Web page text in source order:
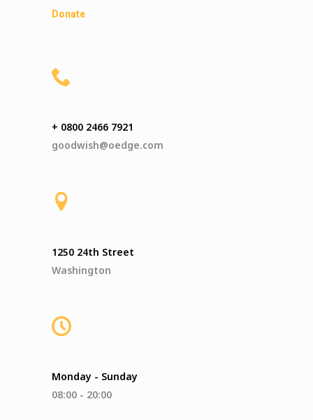
Donate
+ 0800 2466 7921
goodwish@oedge.com
1250 24th Street
Washington
Monday - Sunday
08:00 - 20:00